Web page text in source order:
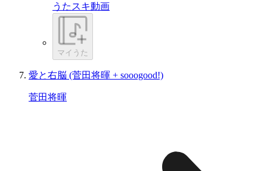
うたスキ動画
マイうた
愛と右脳 (菅田将暉 + sooogood!)
菅田将暉